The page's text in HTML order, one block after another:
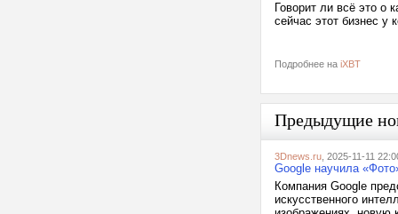
Говорит ли всё это о
сейчас этот бизнес
Подробнее на iXBT
Предыдущие
3Dnews.ru , 2025-11-11
Google научила
Компания Google
искусственного